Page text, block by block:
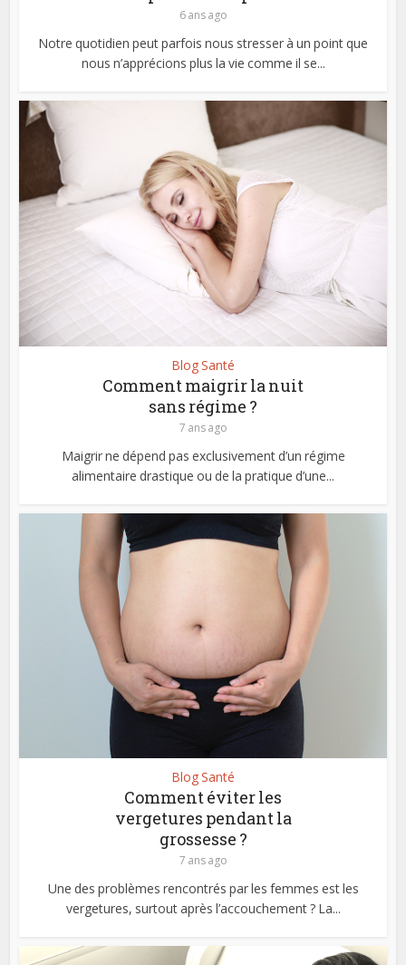
6 ans ago
Notre quotidien peut parfois nous stresser à un point que
nous n’apprécions plus la vie comme il se...
Blog Santé
Comment maigrir la nuit
sans régime ?
7 ans ago
Maigrir ne dépend pas exclusivement d’un régime
alimentaire drastique ou de la pratique d’une...
Blog Santé
Comment éviter les
vergetures pendant la
grossesse ?
7 ans ago
Une des problèmes rencontrés par les femmes est les
vergetures, surtout après l’accouchement ? La...